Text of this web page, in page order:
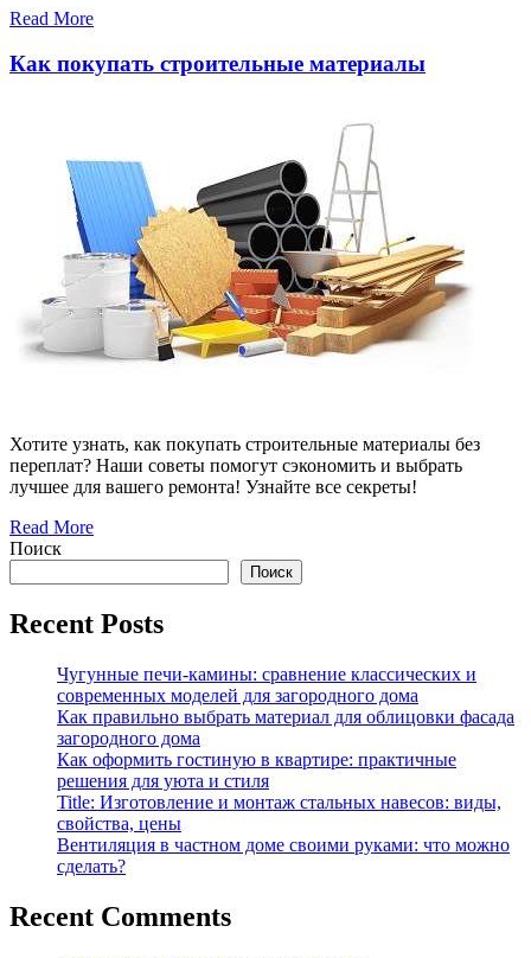
Read More
Как покупать строительные материалы
Хотите узнать, как покупать строительные материалы без
переплат? Наши советы помогут сэкономить и выбрать
лучшее для вашего ремонта! Узнайте все секреты!
Read More
Поиск
Поиск
Recent Posts
Чугунные печи-камины: сравнение классических и
современных моделей для загородного дома
Как правильно выбрать материал для облицовки фасада
загородного дома
Как оформить гостиную в квартире: практичные
решения для уюта и стиля
Title: Изготовление и монтаж стальных навесов: виды,
свойства, цены
Вентиляция в частном доме своими руками: что можно
сделать?
Recent Comments